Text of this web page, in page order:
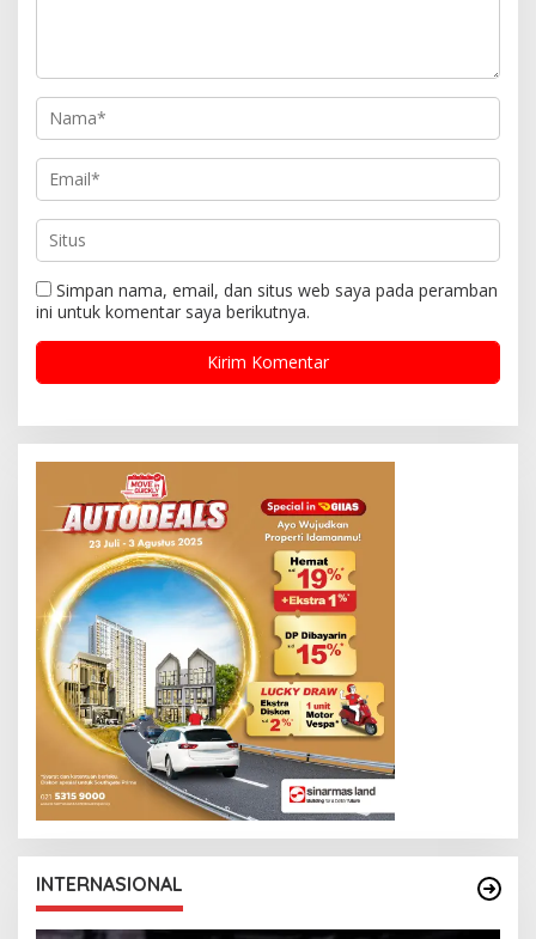
Simpan nama, email, dan situs web saya pada peramban
ini untuk komentar saya berikutnya.
INTERNASIONAL